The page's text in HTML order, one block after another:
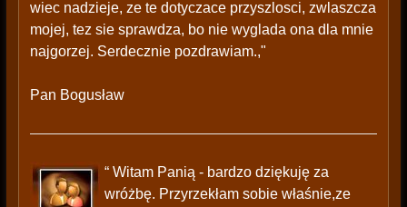
wiec nadzieje, ze te dotyczace przyszlosci, zwlaszcza
mojej, tez sie sprawdza, bo nie wyglada ona dla mnie
najgorzej. Serdecznie pozdrawiam.,"
Pan Bogusław
“ Witam Panią - bardzo dziękuję za
wróżbę. Przyrzekłam sobie właśnie,ze